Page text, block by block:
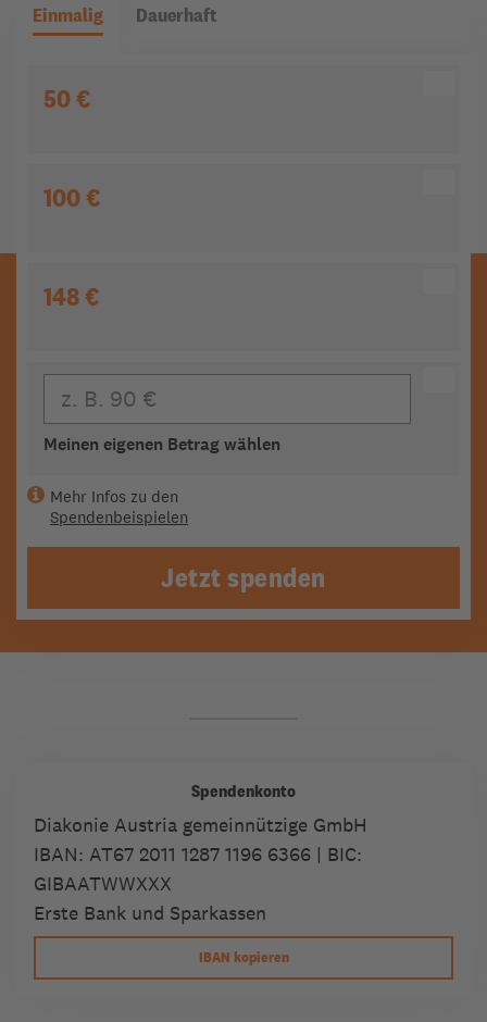
Einmalig Dauerhaft
50 €
100 €
148 €
Meinen eigenen Betrag wählen
Mehr Infos zu den
Spendenbeispielen
Jetzt spenden
Spendenkonto
Diakonie Austria gemeinnützige GmbH
IBAN: AT67 2011 1287 1196 6366 | BIC:
GIBAATWWXXX
Erste Bank und Sparkassen
IBAN kopieren